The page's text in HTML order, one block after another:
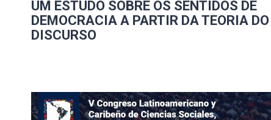
UM ESTUDO SOBRE OS SENTIDOS DE
DEMOCRACIA A PARTIR DA TEORIA DO
DISCURSO